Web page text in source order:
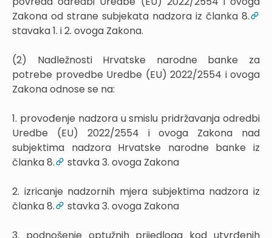
Zakona od strane subjekata nadzora iz članka 8.
stavaka 1. i 2. ovoga Zakona.
(2) Nadležnosti Hrvatske narodne banke za
potrebe provedbe Uredbe (EU) 2022/2554 i ovoga
Zakona odnose se na:
1. provođenje nadzora u smislu pridržavanja odredbi
Uredbe (EU) 2022/2554 i ovoga Zakona nad
subjektima nadzora Hrvatske narodne banke iz
članka 8.
stavka 3. ovoga Zakona
2. izricanje nadzornih mjera subjektima nadzora iz
članka 8.
stavka 3. ovoga Zakona